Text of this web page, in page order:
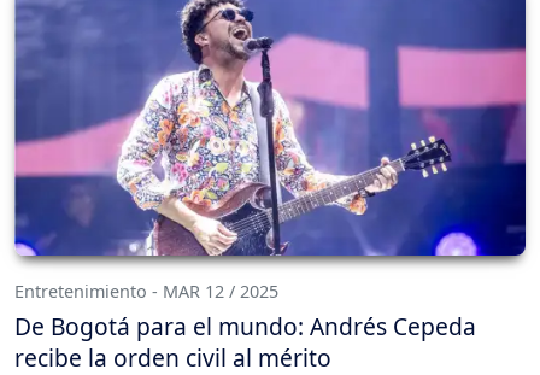
Entretenimiento - MAR 12 / 2025
De Bogotá para el mundo: Andrés Cepeda
recibe la orden civil al mérito